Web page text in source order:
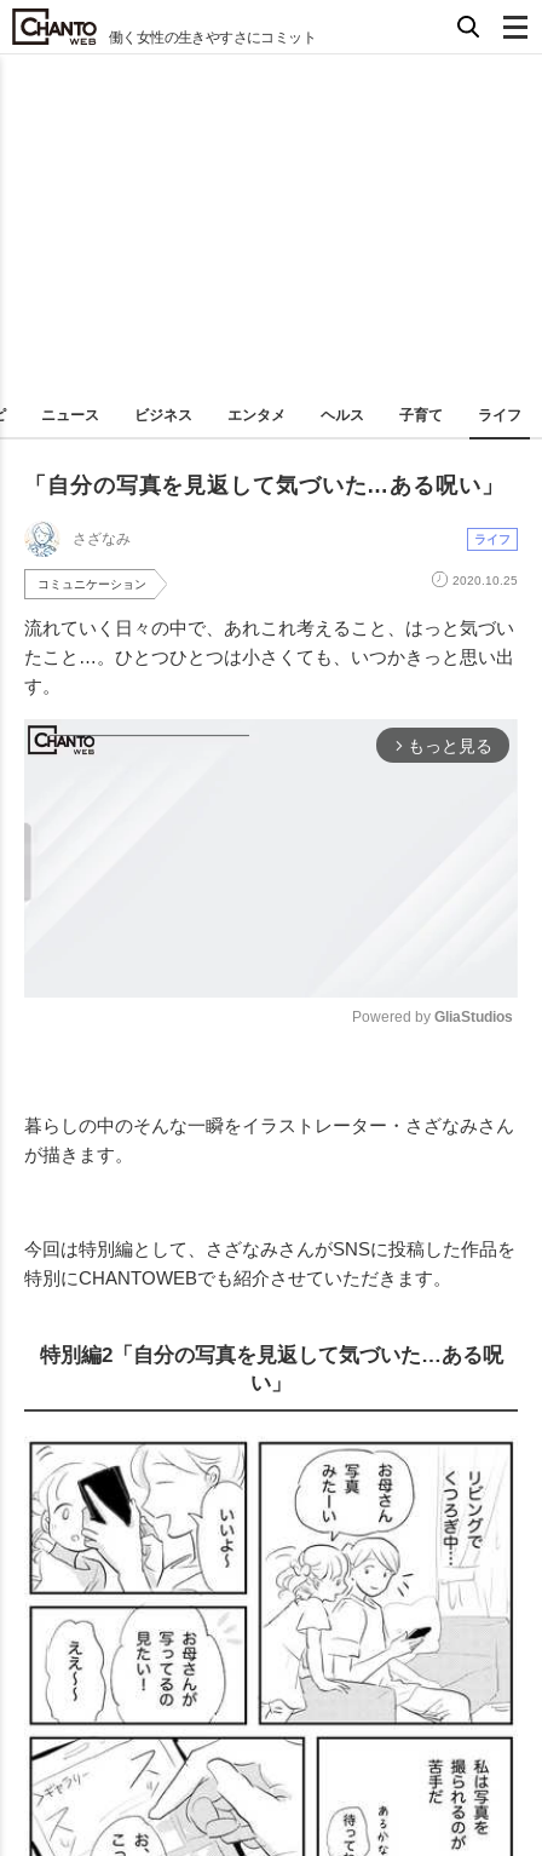
働く女性の生きやすさにコミット
ニュース ビジネス エンタメ ヘルス 子育て ライフ
「自分の写真を見返して気づいた…ある呪い」
さざなみ ライフ
コミュニケーション 2020.10.25
流れていく日々の中で、あれこれ考えること、はっと気づい
たこと…。ひとつひとつは小さくても、いつかきっと思い出
す。
arrow_forward_ios もっと見る
Powered by GliaStudios
暮らしの中のそんな一瞬をイラストレーター・さざなみさん
が描きます。
今回は特別編として、さざなみさんがSNSに投稿した作品を
特別にCHANTOWEBでも紹介させていただきます。
特別編2「自分の写真を見返して気づいた…ある呪
い」